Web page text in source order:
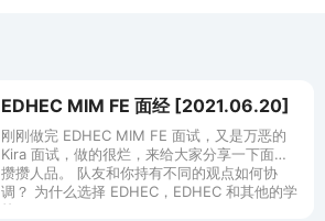
EDHEC MIM FE 面经 [2021.06.20]
刚刚做完 EDHEC MIM FE 面试，又是万恶的
Kira 面试，做的很烂，来给大家分享一下面经
攒攒人品。 队友和你持有不同的观点如何协
调？ 为什么选择 EDHEC，EDHEC 和其他的学
校